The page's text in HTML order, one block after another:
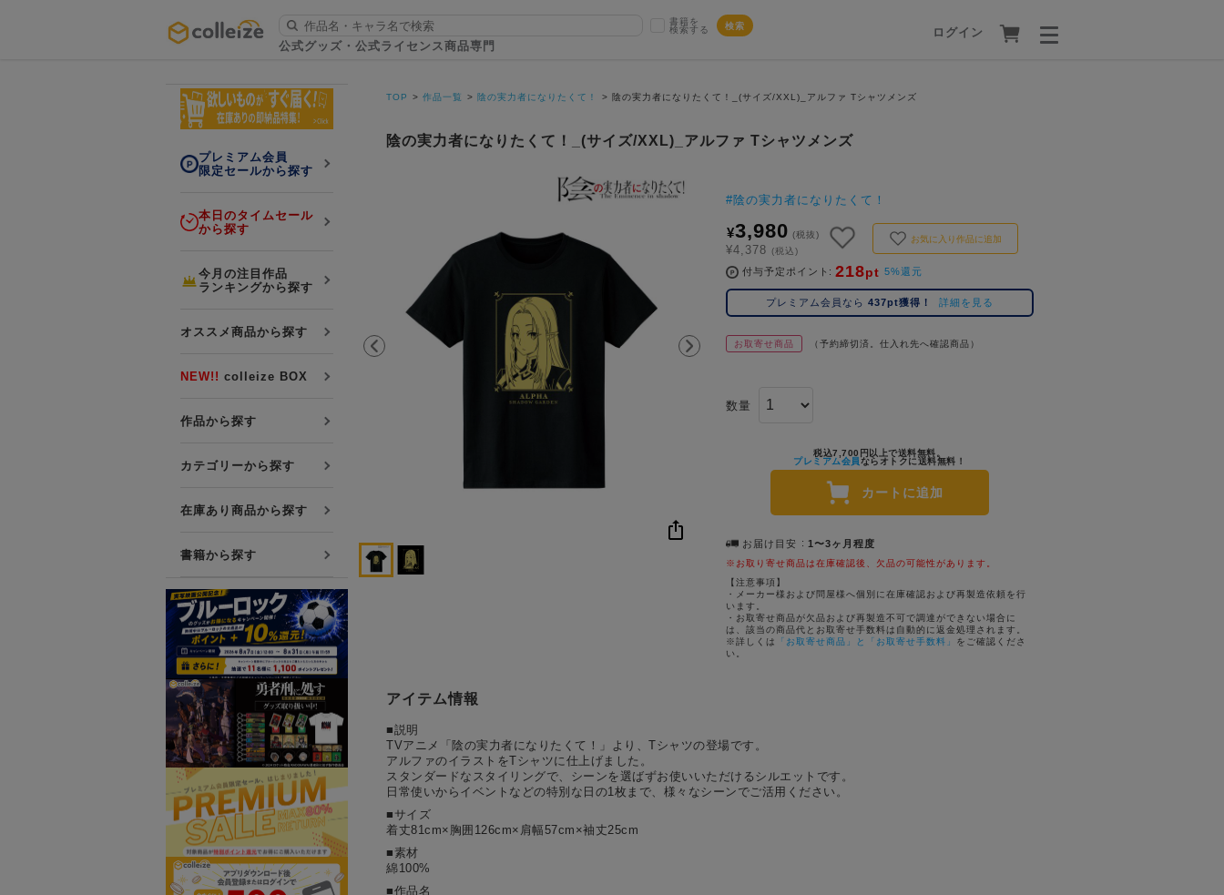
公式グッズ・公式ライセンス商品専門
書籍を
検索する
検索 ログイン
ログイン・会員登録
初回アプリ利用限定！500ptプレ
詳細
「お取寄せ商品」と「お取寄せ手数料」
プレミアム会員について
プレミアム会員
限定セールから探す
本日のタイムセール
から探す
今月の注目作品
ランキングから探す
オススメ商品から探す
NEW!! colleize BOX
作品から探す
カテゴリーから探す
在庫あり商品から探す
書籍から探す
TOP 作品一覧 陰の実力者になりたくて！ 陰の実力者になりたくて！_(サイズ/XXL)_アルファ Tシャツメンズ
陰の実力者になりたくて！_(サイズ/XXL)_アルファ Tシャツメンズ
#陰の実力者になりたくて！
¥3,980 (税抜)
¥4,378 (税込)
お気に入り作品に追加
付与予定ポイント 218pt 5%還元
プレミアム会員なら 437pt獲得！ 詳細を見る
お取寄せ商品 （予約締切済。仕入れ先へ確認商品）
数量
税込7,700円以上で送料無料。
プレミアム会員ならオトクに送料無料！
カートに追加
お届け目安 1〜3ヶ月程度
※お取り寄せ商品は在庫確認後、欠品の可能性があります。
【注意事項】
・メーカー様および問屋様へ個別に在庫確認および再製造依頼を行
います。
・お取寄せ商品が欠品および再製造不可で調達ができない場合に
は、該当の商品代とお取寄せ手数料は自動的に返金処理されます。
※詳しくは
「お取寄せ商品」と「お取寄せ手数料」
をご確認くださ
い。
アイテム情報
■説明
TVアニメ「陰の実⼒者になりたくて！」より、Tシャツの登場です。
アルファのイラストをTシャツに仕上げました。
スタンダードなスタイリングで、シーンを選ばずお使いいただけるシルエットです。
⽇常使いからイベントなどの特別な⽇の1枚まで、様々なシーンでご活⽤ください。
■サイズ
着丈81cm×胸囲126cm×肩幅57cm×袖丈25cm
■素材
綿100%
■作品名